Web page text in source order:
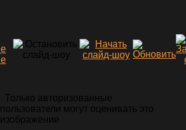
Только авторизованные
пользователи могут оценивать это
изображение